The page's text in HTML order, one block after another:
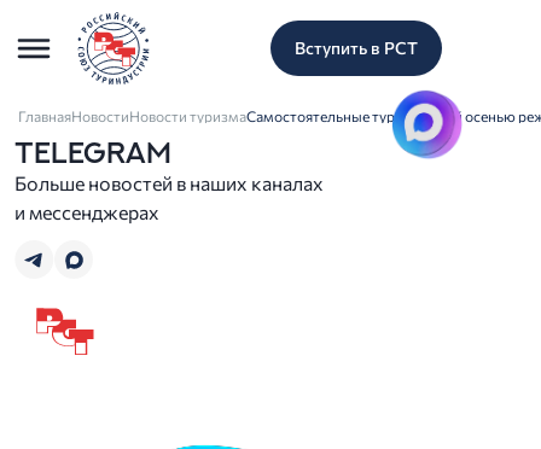
Вступить в РСТ
ГлавнаяНовостиНовости туризмаСамостоятельные туристы этой осенью
TELEGRAM
Больше новостей в наших каналах
и мессенджерах